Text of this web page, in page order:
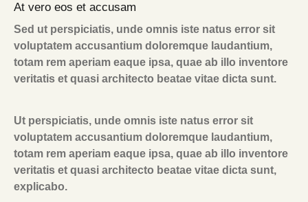
At vero eos et accusam
Sed ut perspiciatis, unde omnis iste natus error sit
voluptatem accusantium doloremque laudantium,
totam rem aperiam eaque ipsa, quae ab illo inventore
veritatis et quasi architecto beatae vitae dicta sunt.
Ut perspiciatis, unde omnis iste natus error sit
voluptatem accusantium doloremque laudantium,
totam rem aperiam eaque ipsa, quae ab illo inventore
veritatis et quasi architecto beatae vitae dicta sunt,
explicabo.